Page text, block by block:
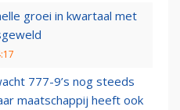
groei in kwartaal met
777-9’s nog steeds
maatschappij heeft ook